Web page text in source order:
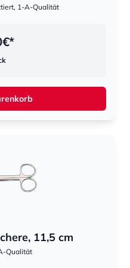
1-A-Qualität
€*
11,5 cm
Qualität